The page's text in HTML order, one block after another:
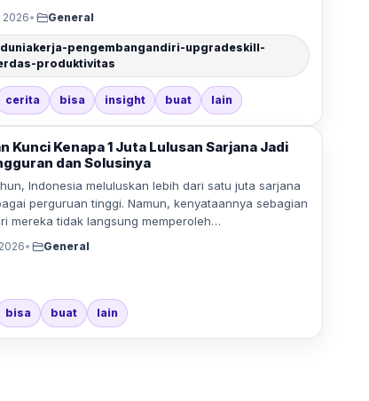
2026• General
pengembangandiri-upgradeskill-
produktivitas
cerita bisa insight buat lain
Kunci Kenapa 1 Juta Lulusan Sarjana Jadi
dan Solusinya
Indonesia meluluskan lebih dari satu juta sarjana
perguruan tinggi. Namun, kenyataannya sebagian
mereka tidak langsung memperoleh…
• General
bisa buat lain